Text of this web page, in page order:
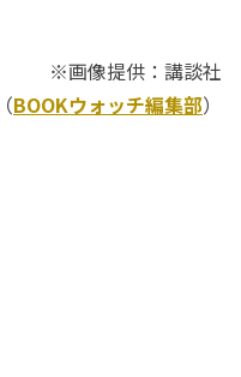
※画像提供：講談社
（BOOKウォッチ編集部）